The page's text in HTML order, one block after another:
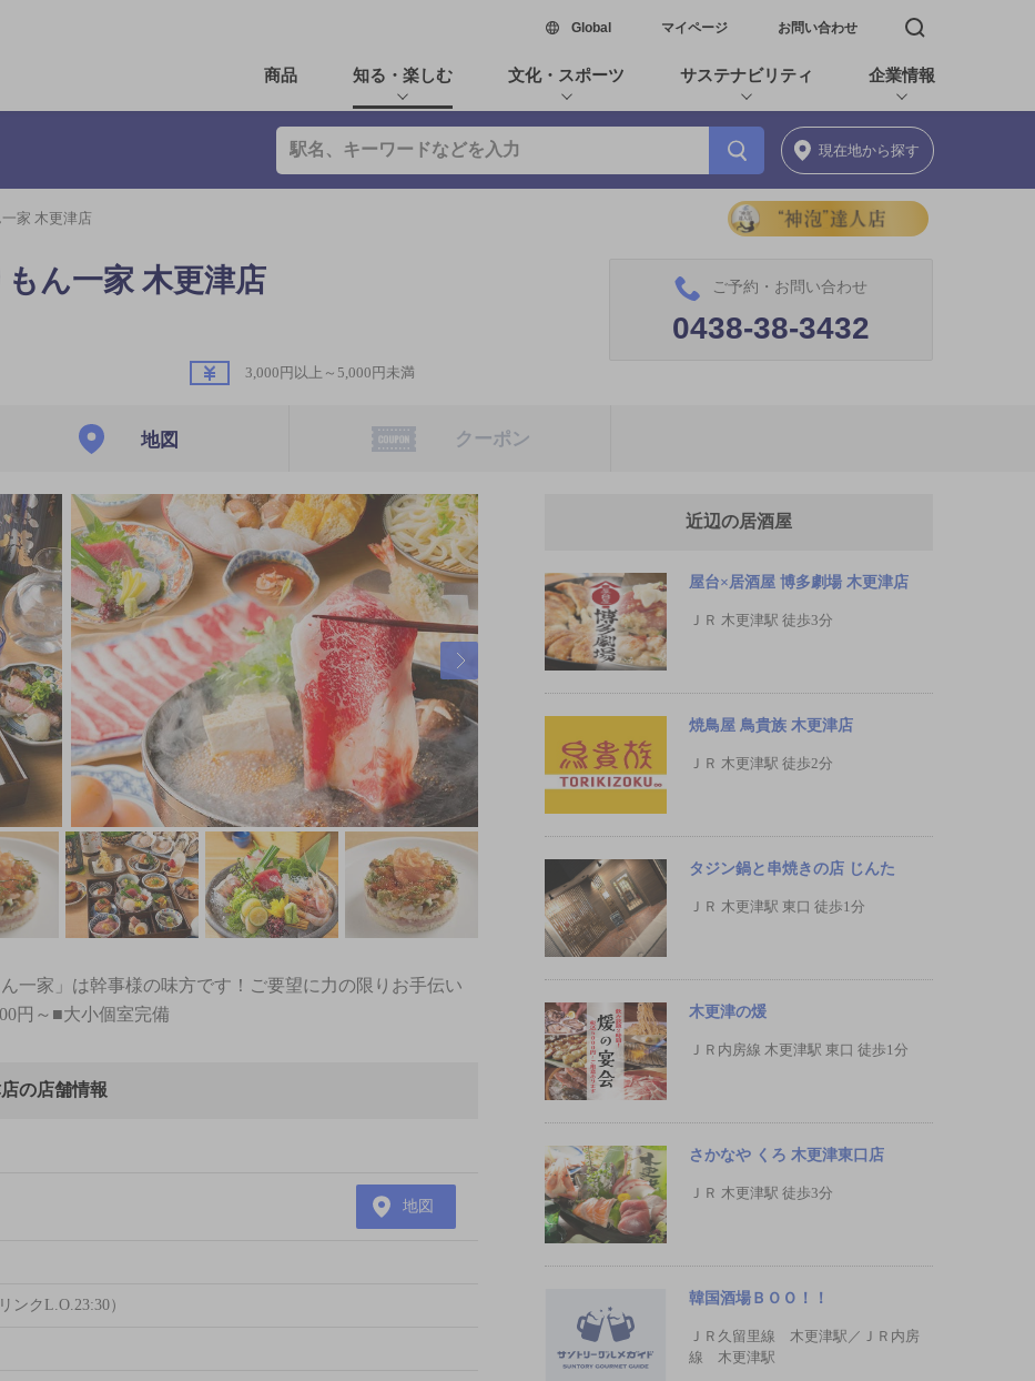
Global新しいウィンドウで開く
マイページ お問い合わせ 検索窓を開く
商品 知る・楽しむ 文化・スポーツ サステナビリティ 企業情報
現在地から探す
家 木更津店
ん一家 木更津店
3,000円以上～5,000円未満
ご予約・お問い合わせ
0438-38-3432
地図 クーポン
家」は幹事様の味方です！ご要望に力の限りお手伝い
円～■大小個室完備
の店舗情報
地図
ンクL.O.23:30）
近辺の居酒屋
屋台×居酒屋 博多劇場 木更津店
ＪＲ 木更津駅 徒歩3分
焼鳥屋 鳥貴族 木更津店
ＪＲ 木更津駅 徒歩2分
タジン鍋と串焼きの店 じんた
ＪＲ 木更津駅 東口 徒歩1分
木更津の煖
ＪＲ内房線 木更津駅 東口 徒歩1分
さかなや くろ 木更津東口店
ＪＲ 木更津駅 徒歩3分
韓国酒場ＢＯＯ！！
ＪＲ久留里線 木更津駅／ＪＲ内房
線 木更津駅